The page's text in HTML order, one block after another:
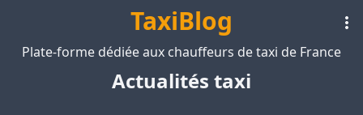
TaxiBlog
Plate-forme dédiée aux chauffeurs de taxi de France
Actualités taxi